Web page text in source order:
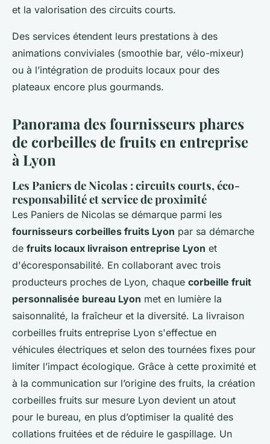
et la valorisation des circuits courts.
Des services étendent leurs prestations à des
animations conviviales (smoothie bar, vélo-mixeur)
ou à l’intégration de produits locaux pour des
plateaux encore plus gourmands.
Panorama des fournisseurs phares
de corbeilles de fruits en entreprise
à Lyon
Les Paniers de Nicolas : circuits courts, éco-
responsabilité et service de proximité
Les Paniers de Nicolas se démarque parmi les
fournisseurs corbeilles fruits Lyon par sa démarche
de fruits locaux livraison entreprise Lyon et
d'écoresponsabilité. En collaborant avec trois
producteurs proches de Lyon, chaque corbeille fruit
personnalisée bureau Lyon met en lumière la
saisonnalité, la fraîcheur et la diversité. La livraison
corbeilles fruits entreprise Lyon s'effectue en
véhicules électriques et selon des tournées fixes pour
limiter l’impact écologique. Grâce à cette proximité et
à la communication sur l’origine des fruits, la création
corbeilles fruits sur mesure Lyon devient un atout
pour le bureau, en plus d’optimiser la qualité des
collations fruitées et de réduire le gaspillage. Un